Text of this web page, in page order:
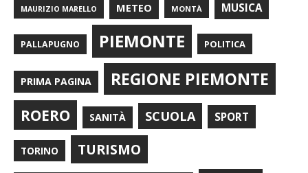
MAURIZIO MARELLO METEO MONTÀ MUSICA
PALLAPUGNO PIEMONTE POLITICA
PRIMA PAGINA REGIONE PIEMONTE
ROERO SANITÀ SCUOLA SPORT
TORINO TURISMO